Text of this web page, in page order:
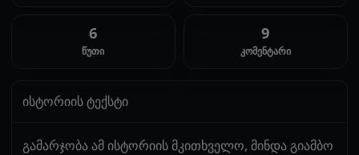
6
წუთი
9
კომენტარი
ისტორიის ტექსტი
გამარჯობა ამ ისტორიის მკითხველო, მინდა გიამბო